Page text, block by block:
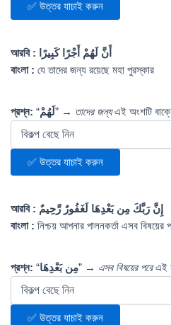
✅ উত্তর যাচাই করুন
আরবি :
أَنَّ لَهُمْ أَجْرًا كَبِيرًا
বাংলা : যে তাদের জন্য রয়েছে মহা পুরস্কার
প্রশ্ন: “لَهُمْ” → তাদের জন্যএই অংশটি
✅ উত্তর যাচাই করুন
আরবি : إِنَّ رَبَّكَ مِن بَعْدِهَا لَغَفُورٌ رَّحِيمٌ
বাংলা : নিশ্চয় আপনার পালনকর্তা এসব বিষয়ের
প্রশ্ন: “مِن بَعْدِهَا” → এসব বিষয়ের পরেএই
✅ উত্তর যাচাই করুন